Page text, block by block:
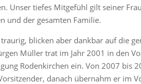
Unser tiefes Mitgefühl gilt seiner
und der gesamten Familie.
blicken aber dankbar auf die
Müller trat im Jahr 2001 in den
Rodenkirchen ein. Von 2007 bis
danach übernahm er im